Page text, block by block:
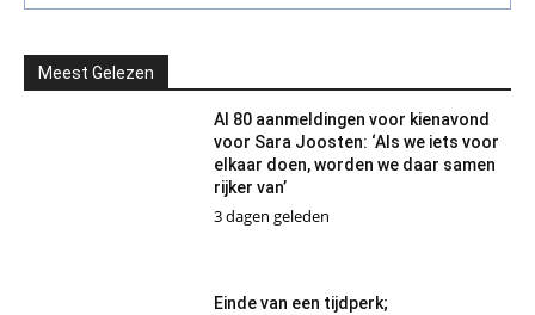
Meest Gelezen
Al 80 aanmeldingen voor kienavond
voor Sara Joosten: ‘Als we iets voor
elkaar doen, worden we daar samen
rijker van’
3 dagen geleden
Einde van een tijdperk;